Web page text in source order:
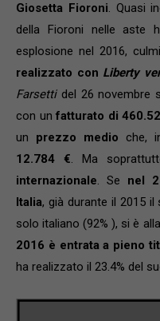
Giosetta Fioroni. Quasi
della Fioroni nelle aste
esplosione nel 2016,
realizzato con Liberty
Farsettidel 26 novembre
con unfatturato di
un prezzo medio che,
12.784 €. Ma
internazionale. Se nel
Italia, già durante il 2015
solo italiano (92% ), si è
2016 è entrata a pieno
ha realizzato il 23.4% del